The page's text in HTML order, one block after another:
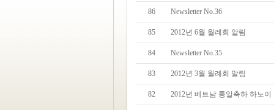
86 Newsletter No.36
85 2012년 6월 월례회 알림
84 Newsletter No.35
83 2012년 3월 월례회 알림
82 2012년 베트남 통일축하 하노